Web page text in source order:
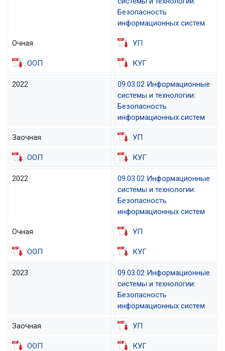
Безопасность
информационных систем
Очная УП
ООП КУГ
2022
09.03.02 Информационные
системы и технологии:
Безопасность
информационных систем
Заочная УП
ООП КУГ
2022
09.03.02 Информационные
системы и технологии:
Безопасность
информационных систем
Очная УП
ООП КУГ
2023
09.03.02 Информационные
системы и технологии:
Безопасность
информационных систем
Заочная УП
ООП КУГ